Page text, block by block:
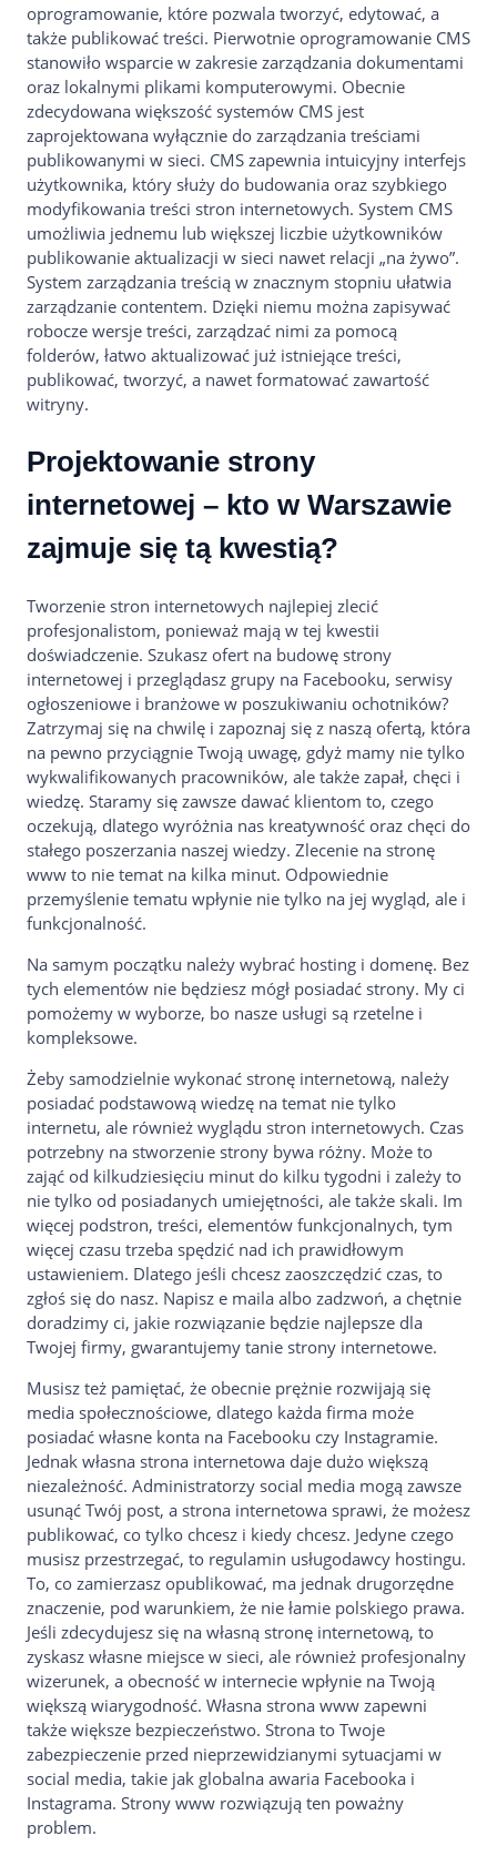
oprogramowanie, które pozwala tworzyć, edytować, a
także publikować treści. Pierwotnie oprogramowanie CMS
stanowiło wsparcie w zakresie zarządzania dokumentami
oraz lokalnymi plikami komputerowymi. Obecnie
zdecydowana większość systemów CMS jest
zaprojektowana wyłącznie do zarządzania treściami
publikowanymi w sieci. CMS zapewnia intuicyjny interfejs
użytkownika, który służy do budowania oraz szybkiego
modyfikowania treści stron internetowych. System CMS
umożliwia jednemu lub większej liczbie użytkowników
publikowanie aktualizacji w sieci nawet relacji „na żywo”.
System zarządzania treścią w znacznym stopniu ułatwia
zarządzanie contentem. Dzięki niemu można zapisywać
robocze wersje treści, zarządzać nimi za pomocą
folderów, łatwo aktualizować już istniejące treści,
publikować, tworzyć, a nawet formatować zawartość
witryny.
Projektowanie strony
internetowej – kto w Warszawie
zajmuje się tą kwestią?
Tworzenie stron internetowych najlepiej zlecić
profesjonalistom, ponieważ mają w tej kwestii
doświadczenie. Szukasz ofert na budowę strony
internetowej i przeglądasz grupy na Facebooku, serwisy
ogłoszeniowe i branżowe w poszukiwaniu ochotników?
Zatrzymaj się na chwilę i zapoznaj się z naszą ofertą, która
na pewno przyciągnie Twoją uwagę, gdyż mamy nie tylko
wykwalifikowanych pracowników, ale także zapał, chęci i
wiedzę. Staramy się zawsze dawać klientom to, czego
oczekują, dlatego wyróżnia nas kreatywność oraz chęci do
stałego poszerzania naszej wiedzy. Zlecenie na stronę
www to nie temat na kilka minut. Odpowiednie
przemyślenie tematu wpłynie nie tylko na jej wygląd, ale i
funkcjonalność.
Na samym początku należy wybrać hosting i domenę. Bez
tych elementów nie będziesz mógł posiadać strony. My ci
pomożemy w wyborze, bo nasze usługi są rzetelne i
kompleksowe.
Żeby samodzielnie wykonać stronę internetową, należy
posiadać podstawową wiedzę na temat nie tylko
internetu, ale również wyglądu stron internetowych. Czas
potrzebny na stworzenie strony bywa różny. Może to
zająć od kilkudziesięciu minut do kilku tygodni i zależy to
nie tylko od posiadanych umiejętności, ale także skali. Im
więcej podstron, treści, elementów funkcjonalnych, tym
więcej czasu trzeba spędzić nad ich prawidłowym
ustawieniem. Dlatego jeśli chcesz zaoszczędzić czas, to
zgłoś się do nasz. Napisz e maila albo zadzwoń, a chętnie
doradzimy ci, jakie rozwiązanie będzie najlepsze dla
Twojej firmy, gwarantujemy tanie strony internetowe.
Musisz też pamiętać, że obecnie prężnie rozwijają się
media społecznościowe, dlatego każda firma może
posiadać własne konta na Facebooku czy Instagramie.
Jednak własna strona internetowa daje dużo większą
niezależność. Administratorzy social media mogą zawsze
usunąć Twój post, a strona internetowa sprawi, że możesz
publikować, co tylko chcesz i kiedy chcesz. Jedyne czego
musisz przestrzegać, to regulamin usługodawcy hostingu.
To, co zamierzasz opublikować, ma jednak drugorzędne
znaczenie, pod warunkiem, że nie łamie polskiego prawa.
Jeśli zdecydujesz się na własną stronę internetową, to
zyskasz własne miejsce w sieci, ale również profesjonalny
wizerunek, a obecność w internecie wpłynie na Twoją
większą wiarygodność. Własna strona www zapewni
także większe bezpieczeństwo. Strona to Twoje
zabezpieczenie przed nieprzewidzianymi sytuacjami w
social media, takie jak globalna awaria Facebooka i
Instagrama. Strony www rozwiązują ten poważny
problem.